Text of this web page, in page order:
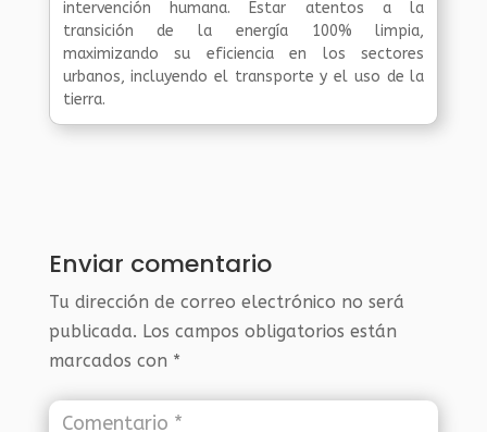
intervención humana. Estar atentos a la
transición de la energía 100% limpia,
maximizando su eficiencia en los sectores
urbanos, incluyendo el transporte y el uso de la
tierra.
Enviar comentario
Tu dirección de correo electrónico no será
publicada. Los campos obligatorios están
marcados con *